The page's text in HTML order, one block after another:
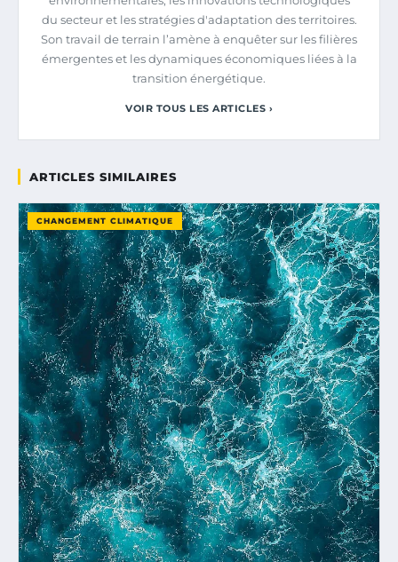
du secteur et les stratégies d'adaptation des territoires.
Son travail de terrain l’amène à enquêter sur les filières
émergentes et les dynamiques économiques liées à la
transition énergétique.
VOIR TOUS LES ARTICLES ›
ARTICLES SIMILAIRES
CHANGEMENT CLIMATIQUE